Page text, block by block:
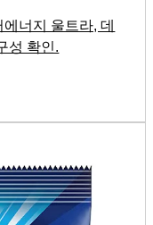
너지 울트라, 데
성 확인.